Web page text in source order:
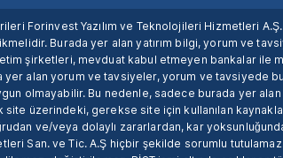
Forinvest Yazılım ve Teknolojileri Hizmetleri
Burada yer alan yatırım bilgi, yorum ve
şirketleri, mevduat kabul etmeyen bankalar ile
yer alan yorum ve tavsiyeler, yorum ve tavsiyede
olmayabilir. Bu nedenle, sadece burada yer
üzerindeki, gerekse site için kullanılan
ve/veya dolaylı zararlardan, kar
San. ve Tic. A.Ş hiçbir şekilde sorumlu